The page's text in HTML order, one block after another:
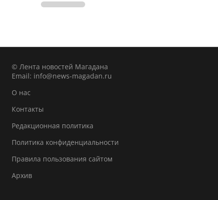
© Лента новостей Магадана
Email: info@news-magadan.ru
О нас
Контакты
Редакционная политика
Политика конфиденциальности
Правила пользования сайтом
Архив